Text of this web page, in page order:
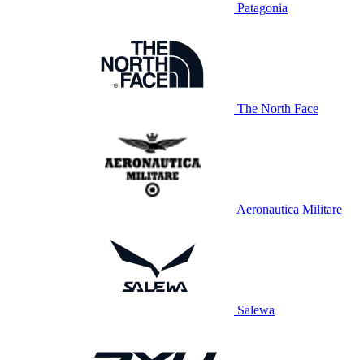
Patagonia
The North Face
Aeronautica Militare
Salewa